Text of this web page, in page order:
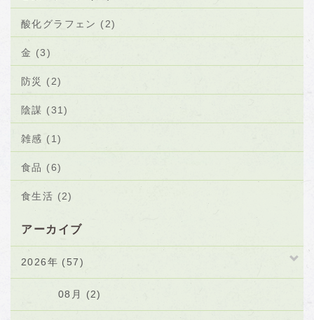
酸化グラフェン (2)
金 (3)
防災 (2)
陰謀 (31)
雑感 (1)
食品 (6)
食生活 (2)
アーカイブ
2026年 (57)
08月 (2)